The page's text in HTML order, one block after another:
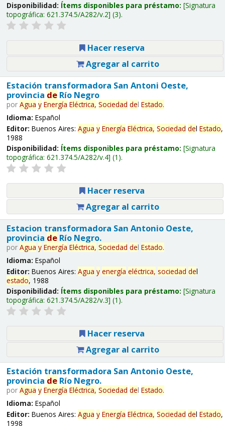
Disponibilidad: Ítems disponibles para préstamo: Signatura
topográfica: 621.374.5/A282/v.2 (3).
Hacer reserva
Agregar al carrito
Estación transformadora San Antoni Oeste,
provincia deRío Negro
por Agua y Energía Eléctrica, Sociedad del Estado.
Idioma: Español
Editor: Buenos Aires: Agua y Energía Eléctrica, Sociedad del Estado,
1988
Disponibilidad: Ítems disponibles para préstamo: Signatura
topográfica: 621.374.5/A282/v.4 (1).
Hacer reserva
Agregar al carrito
Estacion transformadora San Antonio Oeste,
provincia deRío Negro.
por Agua y Energía Eléctrica, Sociedad del Estado.
Idioma: Español
Editor: Buenos Aires: Agua y energía eléctrica, sociedad del
estado, 1988
Disponibilidad: Ítems disponibles para préstamo: Signatura
topográfica: 621.374.5/A282/v.3 (1).
Hacer reserva
Agregar al carrito
Estación transformadora San Antonio Oeste,
provincia deRío Negro.
por Agua y Energía Eléctrica, Sociedad del Estado.
Idioma: Español
Editor: Buenos Aires: Agua y Energía Eléctrica, Sociedad del Estado,
1998